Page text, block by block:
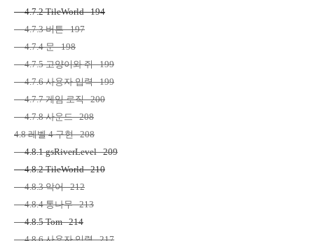
4.7.2 TileWorld 194
4.7.3버튼197
4.7.4문198
4.7.5고양이와 쥐199
4.7.6사용자 입력199
4.7.7게임 로직200
4.7.8사운드208
4.8레벨4구현208
4.8.1 gsRiverLevel 209
4.8.2 TileWorld 210
4.8.3악어212
4.8.4통나무213
4.8.5 Tom 214